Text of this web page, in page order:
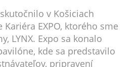
v Košiciach
EXPO, ktorého sme
LYNX. Expo sa konalo
kde sa predstavilo
pripravení